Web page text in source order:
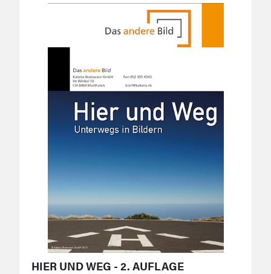
HIER UND WEG - 2. AUFLAGE